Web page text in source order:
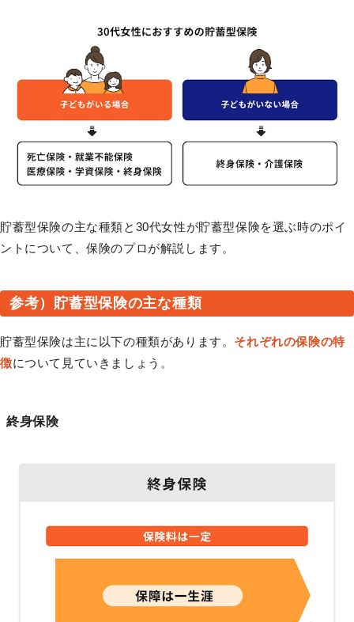
貯蓄型保険の主な種類と30代女性が貯蓄型保険を選ぶ時のポイ
ントについて、保険のプロが解説します。
参考）貯蓄型保険の主な種類
貯蓄型保険は主に以下の種類があります。 それぞれの保険の特
徴について見ていきましょう。
終身保険